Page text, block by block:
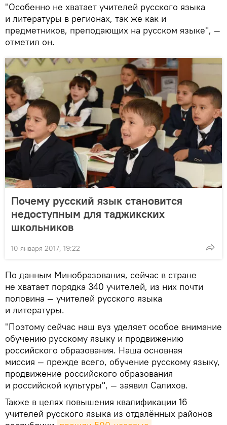
"Особенно не хватает учителей русского языка
и литературы в регионах, так же как и
предметников, преподающих на русском языке", —
отметил он.
Почему русский язык становится
недоступным для таджикских
школьников
10 января 2017, 19:22
По данным Минобразования, сейчас в стране
не хватает порядка 340 учителей, из них почти
половина — учителей русского языка
и литературы.
"Поэтому сейчас наш вуз уделяет особое внимание
обучению русскому языку и продвижению
российского образования. Наша основная
миссия — прежде всего, обучение русскому языку,
продвижение российского образования
и российской культуры", — заявил Салихов.
Также в целях повышения квалификации 16
учителей русского языка из отдалённых районов